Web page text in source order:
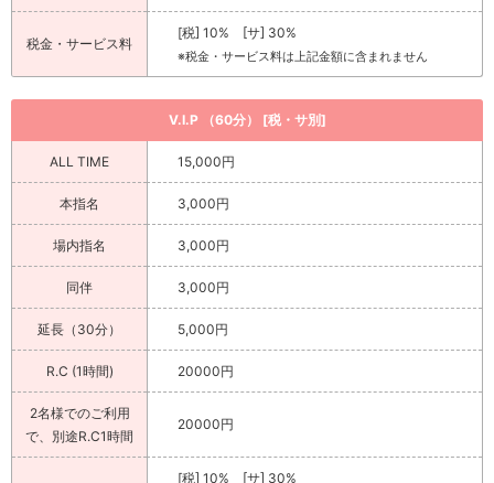
税金・サービス料
[税] 10% [サ] 30%
※税金・サービス料は上記金額に含まれません
V.I.P （60分） [税・サ別]
ALL TIME 15,000円
本指名 3,000円
場内指名 3,000円
同伴 3,000円
延長（30分） 5,000円
R.C (1時間) 20000円
2名様でのご利用
で、別途R.C1時間
20000円
[税] 10% [サ] 30%